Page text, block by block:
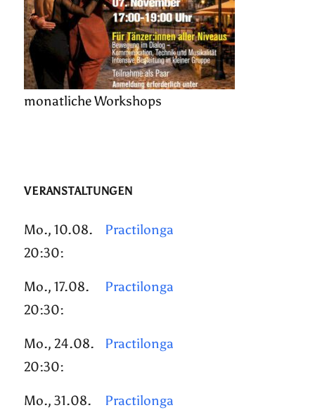
monatliche Workshops
VERANSTALTUNGEN
Mo., 10.08.
20:30:
Practilonga
Mo., 17.08.
20:30:
Practilonga
Mo., 24.08.
20:30:
Practilonga
Mo., 31.08. Practilonga